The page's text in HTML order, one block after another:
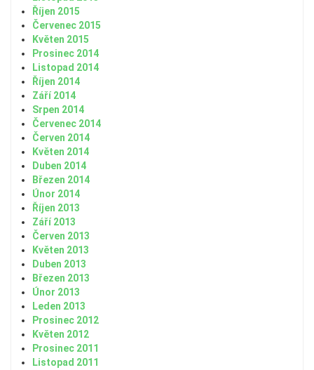
Říjen 2015
Červenec 2015
Květen 2015
Prosinec 2014
Listopad 2014
Říjen 2014
Září 2014
Srpen 2014
Červenec 2014
Červen 2014
Květen 2014
Duben 2014
Březen 2014
Únor 2014
Říjen 2013
Září 2013
Červen 2013
Květen 2013
Duben 2013
Březen 2013
Únor 2013
Leden 2013
Prosinec 2012
Květen 2012
Prosinec 2011
Listopad 2011